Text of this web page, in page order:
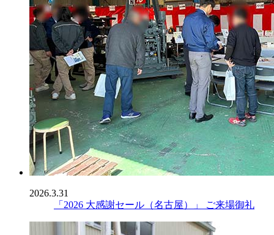
2026.3.31
「2026 大感謝セール（名古屋）」 ご来場御礼